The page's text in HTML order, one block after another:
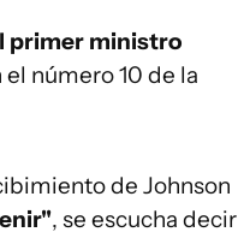
primer ministro
número 10 de la
de Johnson
, se escucha decir